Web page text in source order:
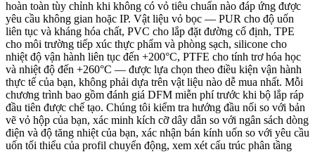
hoàn toàn tùy chỉnh khi không có vỏ tiêu chuẩn nào đáp ứng được
yêu cầu không gian hoặc IP. Vật liệu vỏ bọc — PUR cho độ uốn
liên tục và kháng hóa chất, PVC cho lắp đặt đường cố định, TPE
cho môi trường tiếp xúc thực phẩm và phòng sạch, silicone cho
nhiệt độ vận hành liên tục đến +200°C, PTFE cho tính trơ hóa học
và nhiệt độ đến +260°C — được lựa chọn theo điều kiện vận hành
thực tế của bạn, không phải dựa trên vật liệu nào dễ mua nhất. Mỗi
chương trình bao gồm đánh giá DFM miễn phí trước khi bộ lắp ráp
đầu tiên được chế tạo. Chúng tôi kiểm tra hướng đầu nối so với bản
vẽ vỏ hộp của bạn, xác minh kích cỡ dây dẫn so với ngân sách dòng
điện và độ tăng nhiệt của bạn, xác nhận bán kính uốn so với yêu cầu
uốn tối thiểu của profil chuyển động, xem xét cấu trúc phân tầng